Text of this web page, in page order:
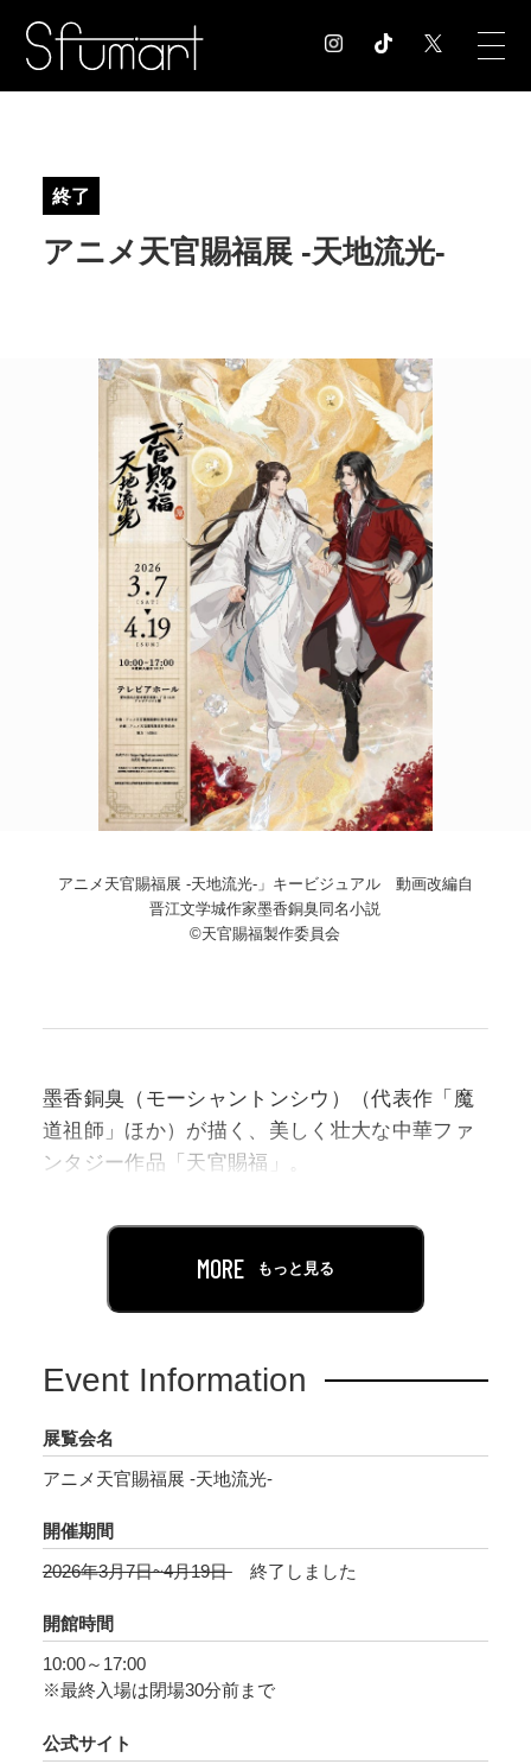
EXHIBITION 展覧会情報
NEWS お知らせ
CONTACT お問合せ
POLICY COMPANY
終了
アニメ天官賜福展 -天地流光-
アニメ天官賜福展 -天地流光-」キービジュアル 動画改編自
晋江文学城作家墨香銅臭同名小説
©天官賜福製作委員会
墨香銅臭（モーシャントンシウ）（代表作「魔
道祖師」ほか）が描く、美しく壮大な中華ファ
ンタジー作品「天官賜福」。
され、アニメは2020年より中国で配信開始され
るや、総再生回数が7億回を突破した大人気作。
呼び、熱狂を巻き起こしました。
中国・上海にて開催された大型展示イベントが
日本上陸決定！アニメシリーズの原画や設定な
に描き下ろされた日本開催記念ビジュアルや、
日本初公開となる新作ショートムービー（日本
語吹替版）上映も実施。愛知会場ではさらにシ
ョートムービー第三章「水中の邂逅・対なる紅
衣」も公開！「天官賜福」の壮大な物語とアニ
メーションの美しさと魅力を存分に感じていた
だける展示イベントとなります。描き下ろしイ
MORE もっと見る
Event Information
展覧会名
アニメ天官賜福展 -天地流光-
開催期間
2026年3月7日~4月19日
終了しました
開館時間
10:00～17:00
※最終入場は閉場30分前まで
公式サイト